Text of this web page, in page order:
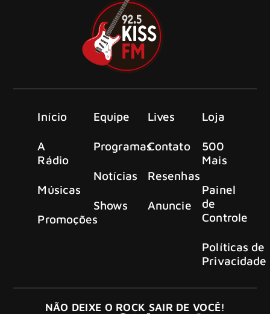
Início
A
Rádio
Músicas
Promoções
Equipe
Programas
Notícias
Shows
Lives
Contato
Resenhas
Anuncie
Loja
500
Mais
Painel
de
Controle
Políticas de
Privacidade
NÃO DEIXE O ROCK SAIR DE VOCÊ!